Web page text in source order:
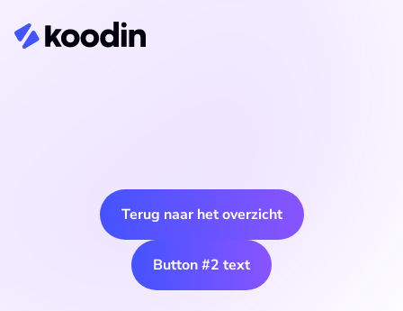
Terug naar het overzicht
Button #2 text